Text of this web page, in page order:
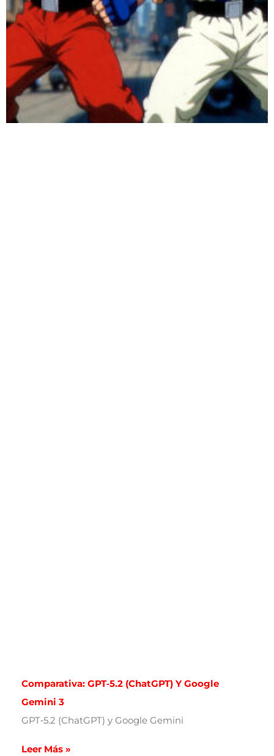
Comparativa: GPT‑5.2 (ChatGPT) Y Google
Gemini 3
GPT‑5.2 (ChatGPT) y Google Gemini
Leer Más »